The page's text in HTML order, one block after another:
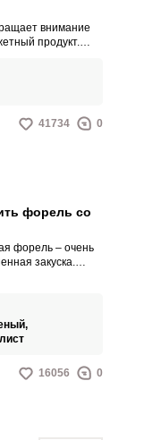
внимание
продукт.
жиров и
41734 0
форель со
форель – очень
закуска.
16056 0